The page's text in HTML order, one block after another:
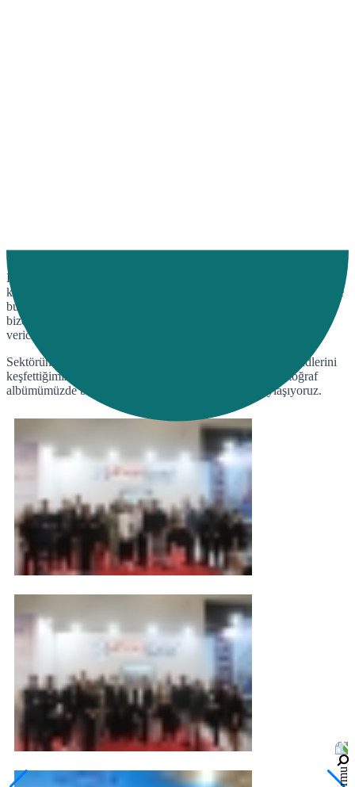
Logitrans Transport Fuarı 2023'te yolculuğumuza muhteşem bir
keşif ve yenilik dolu bir serüven ekledik ! Sektörün öncü isimleriyle
buluştuğumuz, en son lojistik trendlerini keşfettiğimiz bu etkinlik
bize ilham dolu anlar yaşattı. Fotoğraf albümümüzde bu heyecan
verici deneyimi sizinle paylaşıyoruz.
Sektörün öncü isimleriyle buluştuğumuz, en son lojistik trendlerini
keşfettiğimiz bu etkinlik bize ilham dolu anlar yaşattı. Fotoğraf
albümümüzde bu heyecan verici deneyimi sizinle paylaşıyoruz.